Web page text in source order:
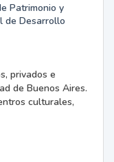
Patrimonio y
de Desarrollo
privados e
de Buenos Aires.
culturales,